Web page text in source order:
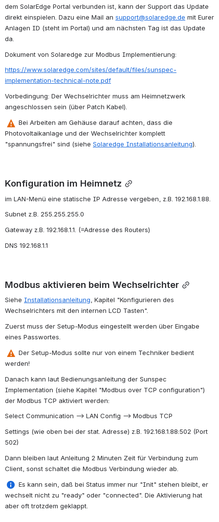
dem SolarEdge Portal verbunden ist, kann der Support das Update
direkt einspielen. Dazu eine Mail an support@solaredge.de mit Eurer
Anlagen ID (steht im Portal) und am nächsten Tag ist das Update
da.
Dokument von Solaredge zur Modbus Implementierung:
https://www.solaredge.com/sites/default/files/sunspec-
implementation-technical-note.pdf
Vorbedingung: Der Wechselrichter muss am Heimnetzwerk
angeschlossen sein (über Patch Kabel).
Bei Arbeiten am Gehäuse darauf achten, dass die
Photovoltaikanlage und der Wechselrichter komplett
"spannungsfrei" sind (siehe Solaredge Installationsanleitung).
Konfiguration im Heimnetz
im LAN-Menü eine statische IP Adresse vergeben, z.B. 192.168.1.88.
Subnet z.B. 255.255.255.0
Gateway z.B. 192.168.1.1. (=Adresse des Routers)
DNS 192.168.1.1
Modbus aktivieren beim Wechselrichter
Siehe Installationsanleitung, Kapitel "Konfigurieren des
Wechselrichters mit den internen LCD Tasten".
Zuerst muss der Setup-Modus eingestellt werden über Eingabe
eines Passwortes.
Der Setup-Modus sollte nur von einem Techniker bedient
werden!
Danach kann laut Bedienungsanleitung der Sunspec
Implementation (siehe Kapitel "Modbus over TCP configuration")
der Modbus TCP aktiviert werden:
Select Communication --> LAN Config --> Modbus TCP
Settings (wie oben bei der stat. Adresse) z.B. 192.168.1.88:502 (Port
502)
Dann bleiben laut Anleitung 2 Minuten Zeit für Verbindung zum
Client, sonst schaltet die Modbus Verbindung wieder ab.
Es kann sein, daß bei Status immer nur "Init" stehen bleibt, er
wechselt nicht zu "ready" oder "connected". Die Aktivierung hat
aber oft trotzdem geklappt.